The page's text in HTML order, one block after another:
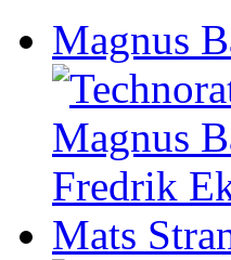
Magnus
Mats